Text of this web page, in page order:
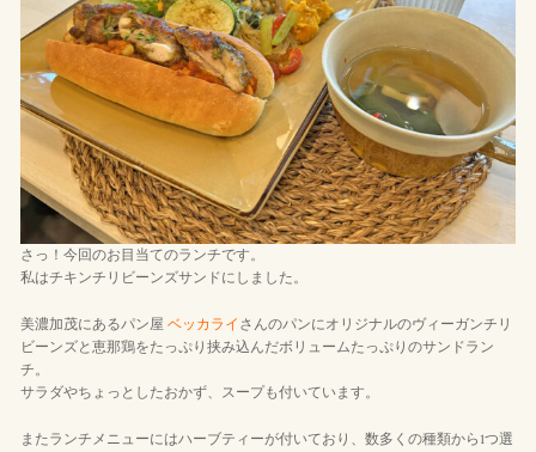
さっ！今回のお目当てのランチです。
私はチキンチリビーンズサンドにしました。
美濃加茂にあるパン屋 ベッカライ さんのパンにオリジナルのヴィーガンチリ
ビーンズと恵那鶏をたっぷり挟み込んだボリュームたっぷりのサンドラン
チ。
サラダやちょっとしたおかず、スープも付いています。
またランチメニューにはハーブティーが付いており、数多くの種類から1つ選